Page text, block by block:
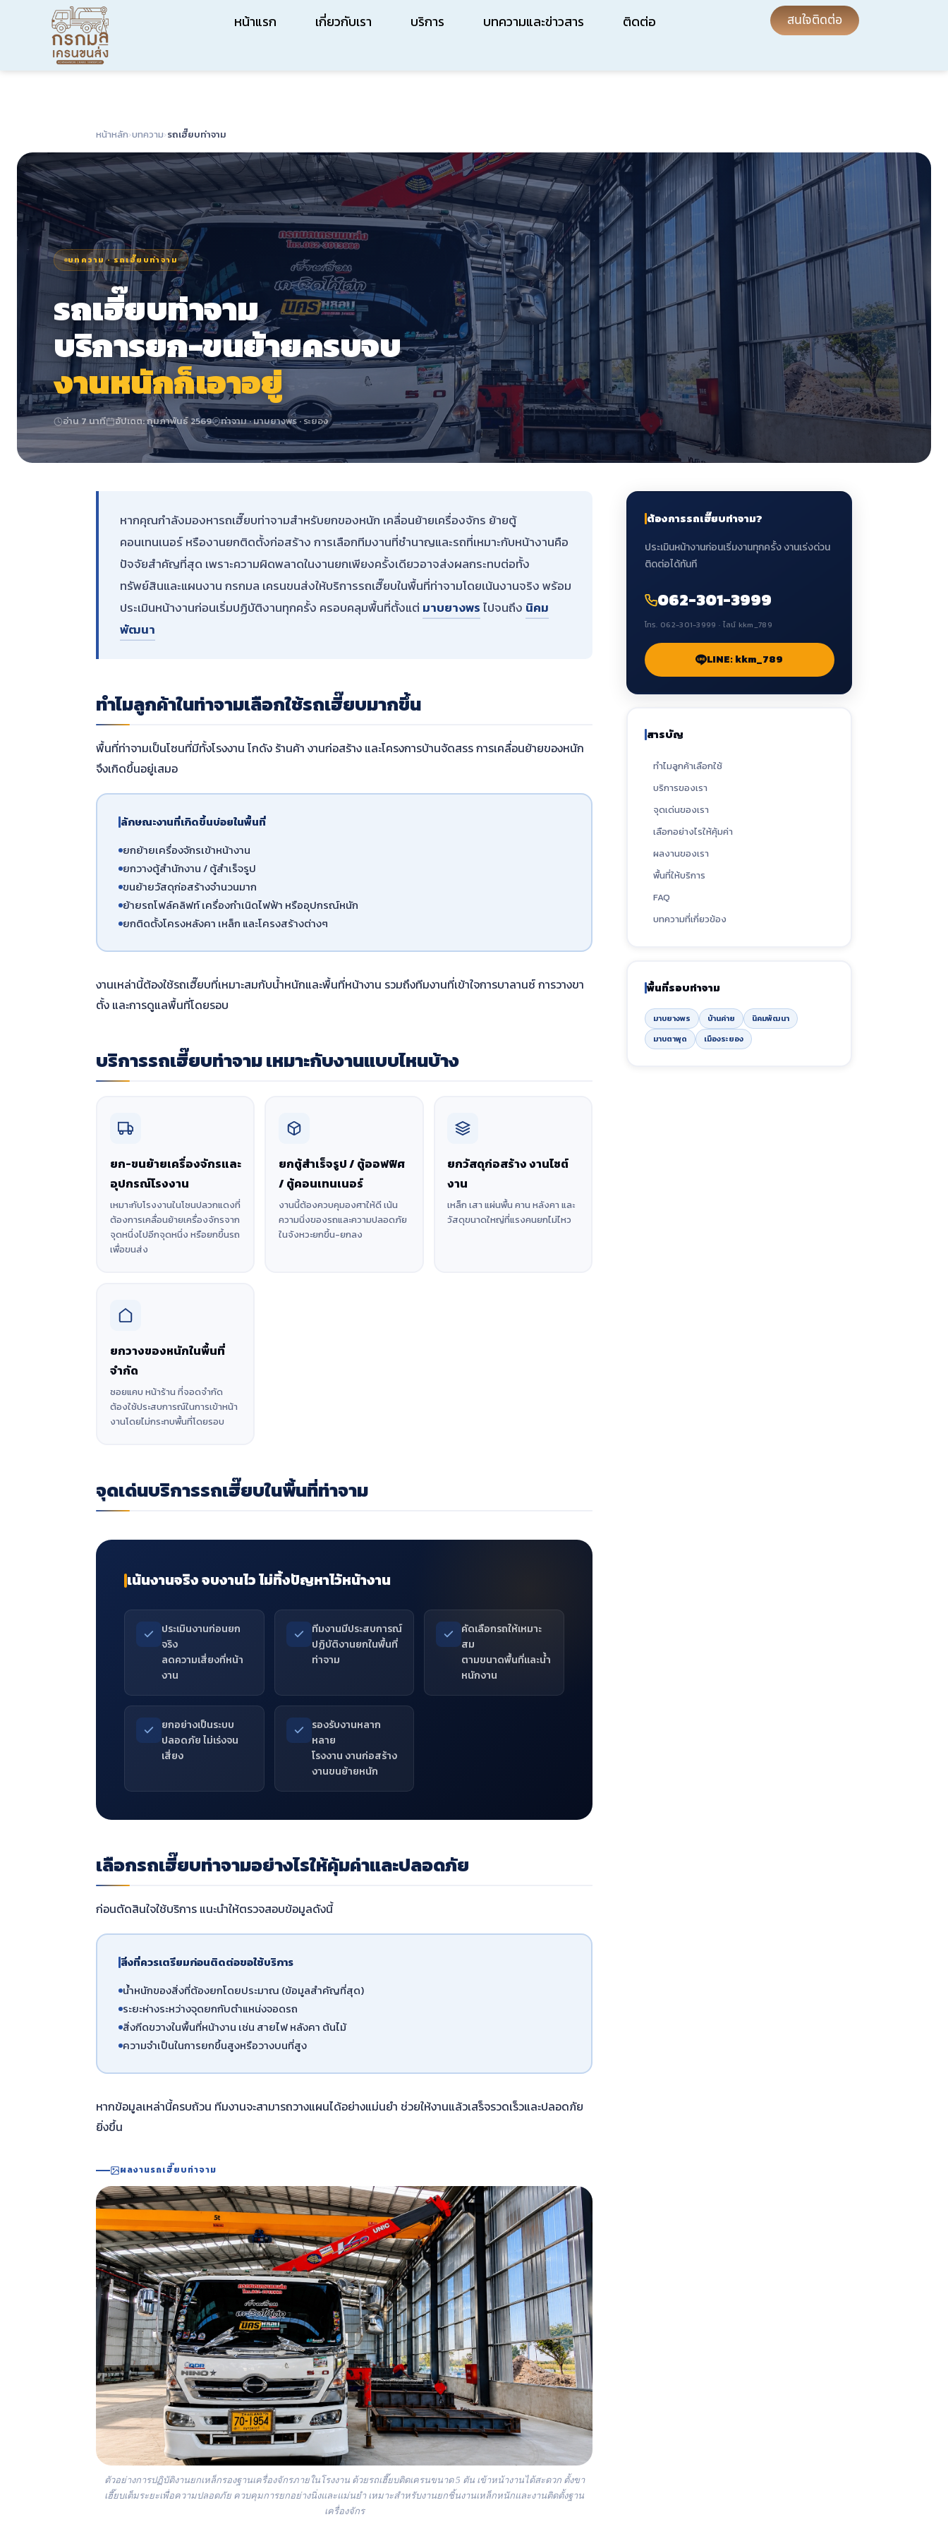
หน้าแรก เกี่ยวกับเรา บริการ บทความและข่าวสาร ติดต่อ สนใจติดต่อ
หน้าหลัก›บทความ›รถเฮี๊ยบท่าจาม
บทความ · รถเฮี๊ยบท่าจาม
รถเฮี๊ยบท่าจาม
บริการยก-ขนย้ายครบจบ
งานหนักก็เอาอยู่
อ่าน 7 นาที อัปเดต: กุมภาพันธ์ 2569 ท่าจาม · มาบยางพร · ระยอง
หากคุณกำลังมองหารถเฮี๊ยบท่าจามสำหรับยกของหนัก เคลื่อนย้ายเครื่องจักร ย้ายตู้
คอนเทนเนอร์ หรืองานยกติดตั้งก่อสร้าง การเลือกทีมงานที่ชำนาญและรถที่เหมาะกับหน้างานคือ
ปัจจัยสำคัญที่สุด เพราะความผิดพลาดในงานยกเพียงครั้งเดียวอาจส่งผลกระทบต่อทั้ง
ทรัพย์สินและแผนงาน กรกมล เครนขนส่งให้บริการรถเฮี๊ยบในพื้นที่ท่าจามโดยเน้นงานจริง พร้อม
ประเมินหน้างานก่อนเริ่มปฏิบัติงานทุกครั้ง ครอบคลุมพื้นที่ตั้งแต่ มาบยางพรไปจนถึง นิคม
พัฒนา
ทำไมลูกค้าในท่าจามเลือกใช้รถเฮี๊ยบมากขึ้น
พื้นที่ท่าจามเป็นโซนที่มีทั้งโรงงาน โกดัง ร้านค้า งานก่อสร้าง และโครงการบ้านจัดสรร การเคลื่อนย้ายของหนัก
จึงเกิดขึ้นอยู่เสมอ
ลักษณะงานที่เกิดขึ้นบ่อยในพื้นที่
ยกย้ายเครื่องจักรเข้าหน้างาน
ยกวางตู้สำนักงาน / ตู้สำเร็จรูป
ขนย้ายวัสดุก่อสร้างจำนวนมาก
ย้ายรถโฟล์คลิฟท์ เครื่องกำเนิดไฟฟ้า หรืออุปกรณ์หนัก
ยกติดตั้งโครงหลังคา เหล็ก และโครงสร้างต่างๆ
งานเหล่านี้ต้องใช้รถเฮี๊ยบที่เหมาะสมกับน้ำหนักและพื้นที่หน้างาน รวมถึงทีมงานที่เข้าใจการบาลานซ์ การวางขา
ตั้ง และการดูแลพื้นที่โดยรอบ
บริการรถเฮี๊ยบท่าจาม เหมาะกับงานแบบไหนบ้าง
ยก-ขนย้ายเครื่องจักรและ
อุปกรณ์โรงงาน
เหมาะกับโรงงานในโซนปลวกแดงที่
ต้องการเคลื่อนย้ายเครื่องจักรจาก
จุดหนึ่งไปอีกจุดหนึ่ง หรือยกขึ้นรถ
เพื่อขนส่ง
ยกตู้สำเร็จรูป / ตู้ออฟฟิศ
/ ตู้คอนเทนเนอร์
งานนี้ต้องควบคุมองศาให้ดี เน้น
ความนิ่งของรถและความปลอดภัย
ในจังหวะยกขึ้น-ยกลง
ยกวัสดุก่อสร้าง งานไซต์
งาน
เหล็ก เสา แผ่นพื้น คาน หลังคา และ
วัสดุขนาดใหญ่ที่แรงคนยกไม่ไหว
ยกวางของหนักในพื้นที่
จำกัด
ซอยแคบ หน้าร้าน ที่จอดจำกัด
ต้องใช้ประสบการณ์ในการเข้าหน้า
งานโดยไม่กระทบพื้นที่โดยรอบ
จุดเด่นบริการรถเฮี๊ยบในพื้นที่ท่าจาม
เน้นงานจริง จบงานไว ไม่ทิ้งปัญหาไว้หน้างาน
ประเมินงานก่อนยก
จริง
ลดความเสี่ยงที่หน้า
งาน
ทีมงานมีประสบการณ์
ปฏิบัติงานยกในพื้นที่
ท่าจาม
คัดเลือกรถให้เหมาะ
สม
ตามขนาดพื้นที่และน้ำ
หนักงาน
ยกอย่างเป็นระบบ
ปลอดภัย ไม่เร่งจน
เสี่ยง
รองรับงานหลาก
หลาย
โรงงาน งานก่อสร้าง
งานขนย้ายหนัก
เลือกรถเฮี๊ยบท่าจามอย่างไรให้คุ้มค่าและปลอดภัย
ก่อนตัดสินใจใช้บริการ แนะนำให้ตรวจสอบข้อมูลดังนี้
สิ่งที่ควรเตรียมก่อนติดต่อขอใช้บริการ
น้ำหนักของสิ่งที่ต้องยกโดยประมาณ (ข้อมูลสำคัญที่สุด)
ระยะห่างระหว่างจุดยกกับตำแหน่งจอดรถ
สิ่งกีดขวางในพื้นที่หน้างาน เช่น สายไฟ หลังคา ต้นไม้
ความจำเป็นในการยกขึ้นสูงหรือวางบนที่สูง
หากข้อมูลเหล่านี้ครบถ้วน ทีมงานจะสามารถวางแผนได้อย่างแม่นยำ ช่วยให้งานแล้วเสร็จรวดเร็วและปลอดภัย
ยิ่งขึ้น
ผลงานรถเฮี๊ยบท่าจาม
ตัวอย่างการปฏิบัติงานยกเหล็กรองฐานเครื่องจักรภายในโรงงาน ด้วยรถเฮี๊ยบติดเครนขนาด 5 ตัน เข้าหน้างานได้สะดวก ตั้งขา
เฮี๊ยบเต็มระยะเพื่อความปลอดภัย ควบคุมการยกอย่างนิ่งและแม่นยำ เหมาะสำหรับงานยกชิ้นงานเหล็กหนักและงานติดตั้งฐาน
เครื่องจักร
ต้องการรถเฮี๊ยบท่าจาม?
ประเมินหน้างานก่อนเริ่มงานทุกครั้ง งานเร่งด่วน
ติดต่อได้ทันที
062-301-3999
โทร. 062-301-3999 · ไลน์ kkm_789
LINE: kkm_789
สารบัญ
ทำไมลูกค้าเลือกใช้
บริการของเรา
จุดเด่นของเรา
เลือกอย่างไรให้คุ้มค่า
ผลงานของเรา
พื้นที่ให้บริการ
FAQ
บทความที่เกี่ยวข้อง
พื้นที่รอบท่าจาม
มาบยางพร บ้านค่าย
นิคมพัฒนา
มาบตาพุด
เมืองระยอง